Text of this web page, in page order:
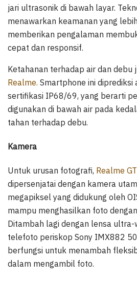
jari ultrasonik di bawah layar.
menawarkan keamanan yang
memberikan pengalaman
cepat dan responsif.
Ketahanan terhadap air dan debu
Realme. Smartphone ini diprediksi
sertifikasi IP68/69, yang berarti
digunakan di bawah air pada
tahan terhadap debu.
Kamera
Untuk urusan fotografi, Realme
dipersenjatai dengan kamera
megapiksel yang didukung oleh
mampu menghasilkan foto
Ditambah lagi dengan lensa
telefoto periskop Sony IMX882
berfungsi untuk menambah
dalam mengambil foto.